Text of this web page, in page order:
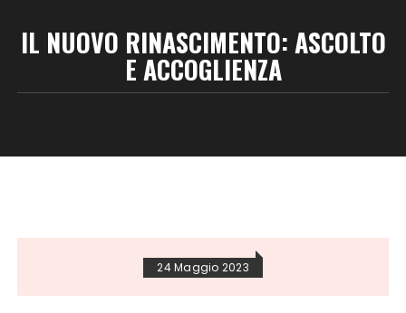
IL NUOVO RINASCIMENTO: ASCOLTO
E ACCOGLIENZA
24 Maggio 2023